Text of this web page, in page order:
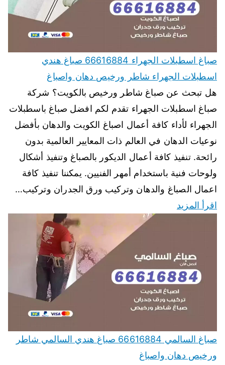
صباغ اسطبلات الجهراء 66616884 صباغ هندي
اسطبلات الجهراء شاطر ورخيص دهان واصباغ
هل تبحث عن صباغ شاطر ورخيص بالكويت؟ شركة
صباغ اسطبلات الجهراء تقدم لكم افضل صباغ باسطبلات
الجهراء لأداء كافة أعمال اصباغ الكويت والدهان بأفضل
نوعيات الدهان في العالم ذات المعايير العالمية بدون
رائحة. تنفيذ كافة أعمال الديكور بالصباغ وتنفيذ أشكال
ولوحات فنية باستخدام أمهر الفنيين. يمكننا تنفيذ كافة
اعمال الصباغ والدهان وتركيب ورق الجدران وتركيب…
اقرأ المزيد
صباغ السالمي 66616884 صباغ هندي السالمي شاطر
ورخيص دهان واصباغ